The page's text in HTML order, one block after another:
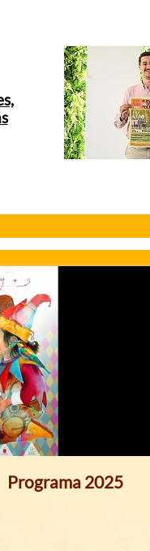
Programa 2025